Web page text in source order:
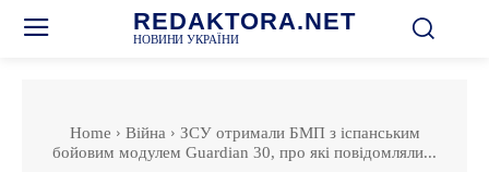
REDAKTORA.NET
НОВИНИ УКРАЇНИ
Home Війна
ЗСУ отримали БМП з іспанським
бойовим модулем Guardian 30, про які повідомляли...